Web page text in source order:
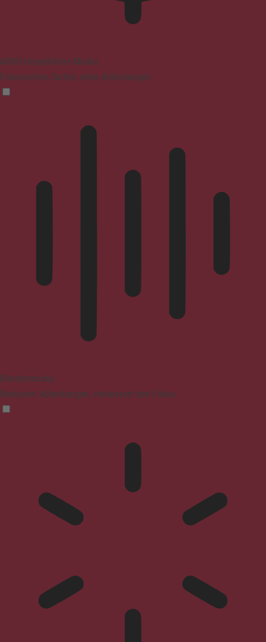
ADHD-freundlicher Modus
Fokussiertes Surfen, ohne Ablenkungen
Blindenmodus
Reduziert Ablenkungen, verbessert den Fokus